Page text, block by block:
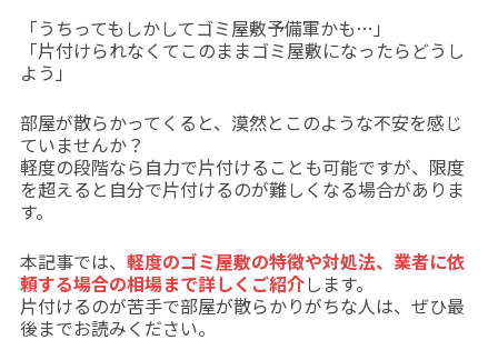
「うちってもしかしてゴミ屋敷予備軍かも…」
「片付けられなくてこのままゴミ屋敷になったらどうし
よう」
部屋が散らかってくると、漠然とこのような不安を感じ
ていませんか？
軽度の段階なら自力で片付けることも可能ですが、限度
を超えると自分で片付けるのが難しくなる場合がありま
す。
本記事では、 軽度のゴミ屋敷の特徴や対処法、業者に依
頼する場合の相場まで詳しくご紹介します。
片付けるのが苦手で部屋が散らかりがちな人は、ぜひ最
後までお読みください。